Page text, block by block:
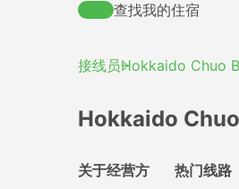
查找我的住宿
接线员Hokkaido Chuo
Hokkaido
关于经营方
热门线路